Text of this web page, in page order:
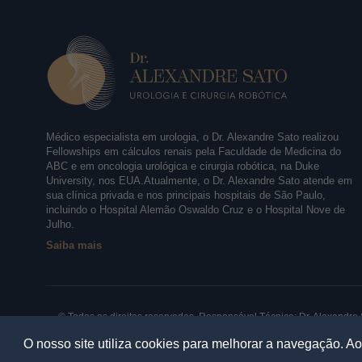
O nosso site utiliza cookies para melhorar a navegação.
Médico especialista em urologia, o Dr. Alexandre Sato realizou
Fellowships em cálculos renais pela Faculdade de Medicina do
ABC e em oncologia urológica e cirurgia robótica, na Duke
University, nos EUA.Atualmente, o Dr. Alexandre Sato atende em
sua clínica privada e nos principais hospitais de São Paulo,
incluindo o Hospital Alemão Oswaldo Cruz e o Hospital Nove de
Julho.
Saiba mais
© Todos os direitos reservados. Responsável Técnico: Dr.